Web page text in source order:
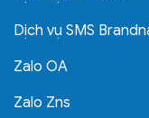
Dịch vụ SMS
Zalo OA
Zalo Zns